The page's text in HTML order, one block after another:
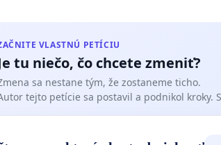
VLASTNÚ PETÍCIU
tu niečo, čo chcete zmeniť?
sa nestane tým, že zostaneme ticho.
tejto petície sa postavil a podnikol kroky.